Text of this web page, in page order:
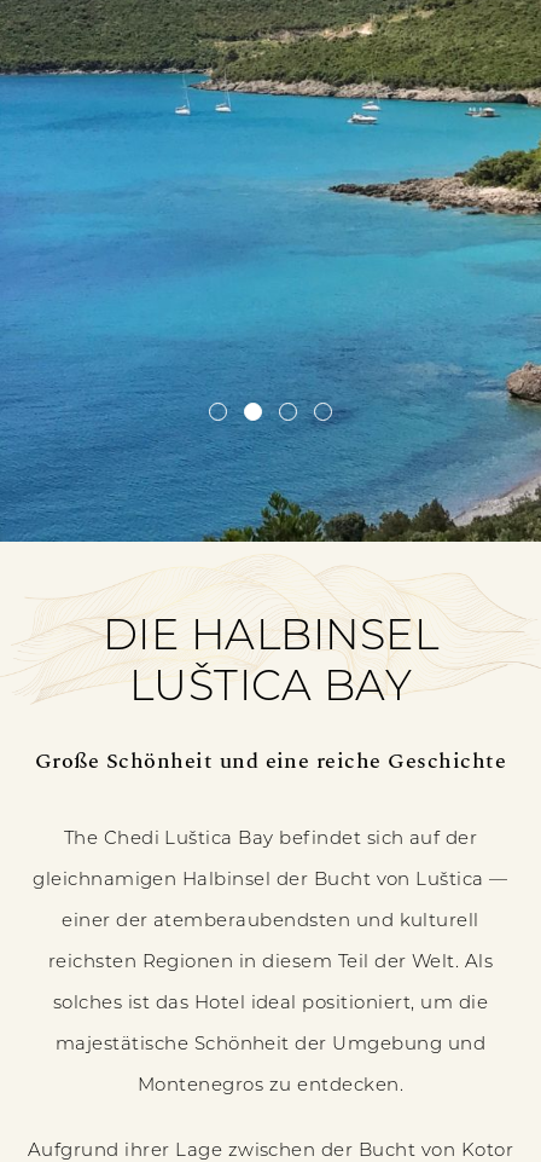
DIE HALBINSEL
LUŠTICA BAY
Große Schönheit und eine reiche Geschichte
The Chedi Luštica Bay befindet sich auf der
gleichnamigen Halbinsel der Bucht von Luštica —
einer der atemberaubendsten und kulturell
reichsten Regionen in diesem Teil der Welt. Als
solches ist das Hotel ideal positioniert, um die
majestätische Schönheit der Umgebung und
Montenegros zu entdecken.
Aufgrund ihrer Lage zwischen der Bucht von Kotor